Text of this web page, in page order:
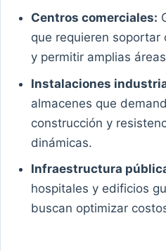
Centros comerciales:
que requieren soportar
y permitir amplias
Instalaciones
almacenes que
construcción y
dinámicas.
Infraestructura
hospitales y edificios
buscan optimizar